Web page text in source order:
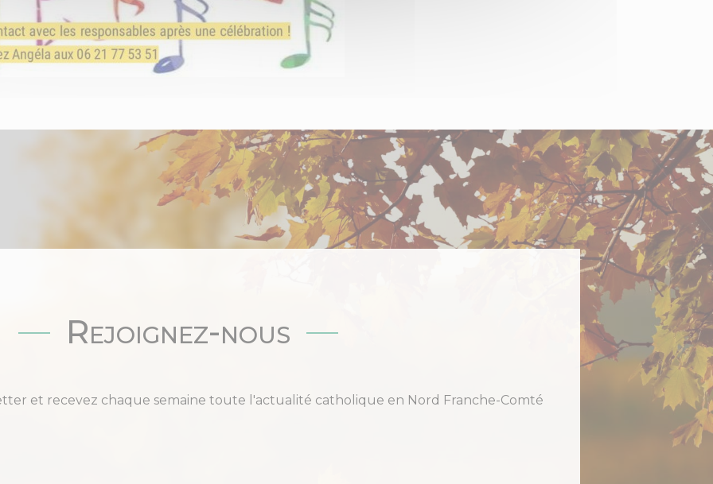
Rejoignez-nous
et recevez chaque semaine toute l'actualité catholique en Nord Franche-Comté